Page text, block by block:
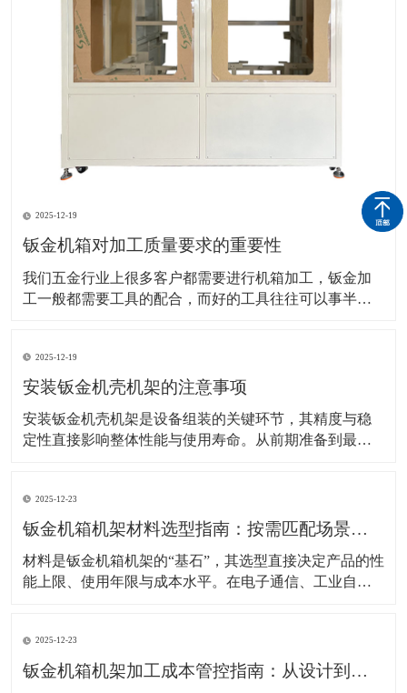
2025-12-19
钣金机箱对加工质量要求的重要性
我们五金行业上很多客户都需要进行机箱加工，钣金加
工一般都需要工具的配合，而好的工具往往可以事半功
备、成型设备、焊接设备，车床等。在前期加工之前客
户需要进行说明要求进行设计图纸。 该技术的应用在机
2025-12-19
安装钣金机壳机架的注意事项
安装钣金机壳机架是设备组装的关键环节，其精度与稳
定性直接影响整体性能与使用寿命。从前期准备到最终
前的环境与工具准备是基础保障。工作场地需保持清洁
干燥，避免灰尘或湿气侵入机壳内部，尤其是电子设备
2025-12-23
钣金机箱机架材料选型指南：按需匹配场景，兼顾性能与经济性
材料是钣金机箱机架的“基石”，其选型直接决定产品的性
能上限、使用年限与成本水平。在电子通信、工业自动
计人员常因材料选型不当，出现“过度设计增加成
本”或“性能不足导致故障”的问题。本文将结合主流材料
2025-12-23
钣金机箱机架加工成本管控指南：从设计到生产的全流程降本策略